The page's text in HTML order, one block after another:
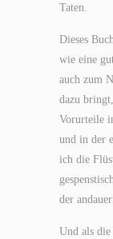
Taten.
Dieses
wie eine
auch zum
dazu
Vorurteile
und in der
ich die
der
Und als